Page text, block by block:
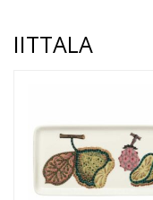
IITTALA